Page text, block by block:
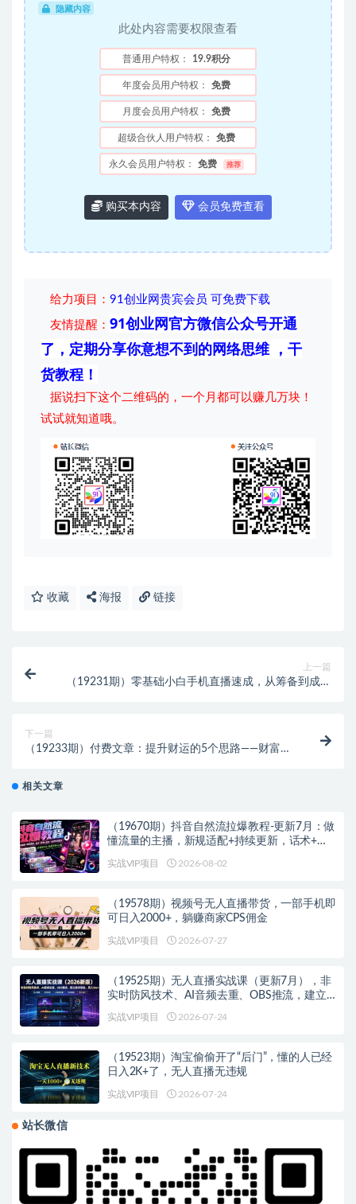
隐藏内容
此处内容需要权限查看
普通用户特权： 19.9积分
年度会员用户特权： 免费
月度会员用户特权： 免费
超级合伙人用户特权： 免费
永久会员用户特权： 免费 推荐
购买本内容 会员免费查看
给力项目 ： 91创业网贵宾会员 可免费下载
友情提醒： 91创业网官方微信公众号开通
了，定期分享你意想不到的网络思维 ，干
货教程！
据说扫下这个二维码的，一个月都可以赚几万块！
试试就知道哦。
收藏 海报 链接
上一篇
（19231期）零基础小白手机直播速成，从筹备到成交
下一篇
（19233期）付费文章：提升财运的5个思路——财富是
相关文章
（19670期）抖音自然流拉爆教程-更新7月：做
懂流量的主播，新规适配+持续更新，话术+投
实战VIP项目 2026-08-02
（19578期）视频号无人直播带货，一部手机即
可日入2000+，躺赚商家CPS佣金
实战VIP项目 2026-07-27
（19525期）无人直播实战课（更新7月），非
实时防风技术、AI音频去重、OBS推流，建立
实战VIP项目 2026-07-24
（19523期）淘宝偷偷开了“后门”，懂的人已经
日入2K+了，无人直播无违规
实战VIP项目 2026-07-24
站长微信